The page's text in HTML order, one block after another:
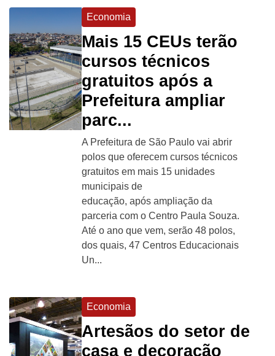
Economia
Mais 15 CEUs terão
cursos técnicos
gratuitos após a
Prefeitura ampliar
parc...
A Prefeitura de São Paulo vai abrir
polos que oferecem cursos técnicos
gratuitos em mais 15 unidades
municipais de
educação, após ampliação da
parceria com o Centro Paula Souza.
Até o ano que vem, serão 48 polos,
dos quais, 47 Centros Educacionais
Un...
Economia
Artesãos do setor de
casa e decoração